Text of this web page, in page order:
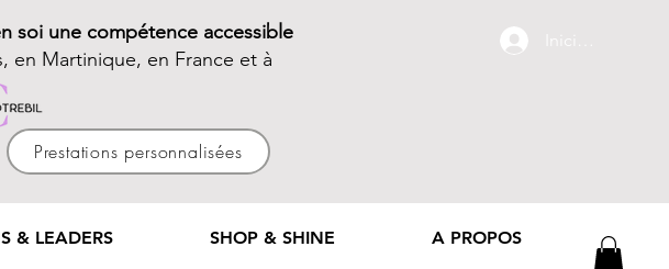
soi une compétence accessible
en Martinique, en France et à
Prestations personnalisées
Iniciar sesión
& LEADERS SHOP & SHINE A PROPOS